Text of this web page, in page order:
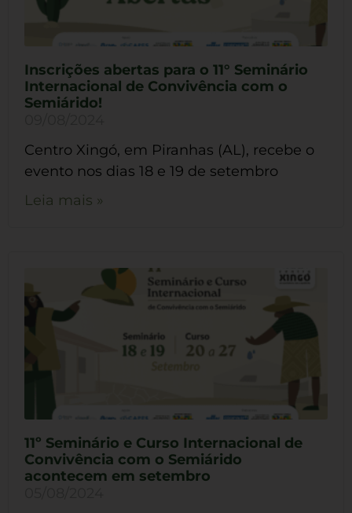
Inscrições abertas para o 11° Seminário
Internacional de Convivência com o
Semiárido!
Centro Xingó, em Piranhas (AL), recebe o
evento nos dias 18 e 19 de setembro
Leia mais »
11º Seminário e Curso Internacional de
Convivência com o Semiárido
acontecem em setembro